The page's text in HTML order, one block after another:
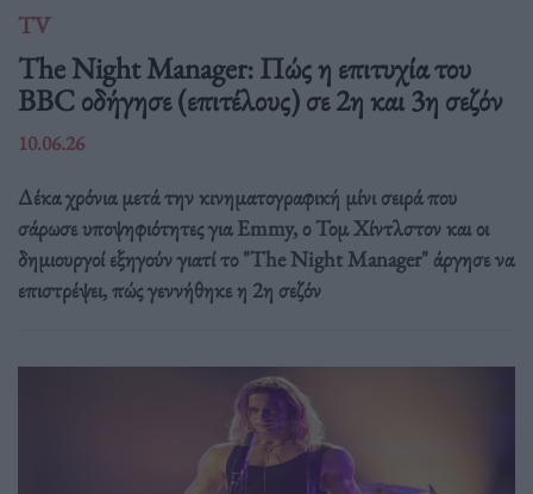
TV
The Night Manager: Πώς η επιτυχία του
BBC οδήγησε (επιτέλους) σε 2η και 3η σεζόν
10.06.26
Δέκα χρόνια μετά την κινηματογραφική μίνι σειρά που
σάρωσε υποψηφιότητες για Emmy, ο Τομ Χίντλστον και οι
δημιουργοί εξηγούν γιατί το "The Night Manager" άργησε να
επιστρέψει, πώς γεννήθηκε η 2η σεζόν